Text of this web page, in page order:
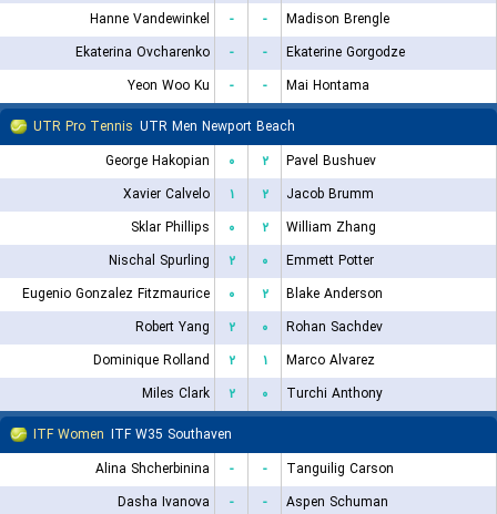
Hanne Vandewinkel
- -
Madison Brengle
Ekaterina Ovcharenko
- -
Ekaterine Gorgodze
Yeon Woo Ku
- -
Mai Hontama
UTR Pro Tennis UTR Men Newport Beach
George Hakopian
۰ ۲
Pavel Bushuev
Xavier Calvelo
۱ ۲
Jacob Brumm
Sklar Phillips
۰ ۲
William Zhang
Nischal Spurling
۲ ۰
Emmett Potter
Eugenio Gonzalez Fitzmaurice
۰ ۲
Blake Anderson
Robert Yang
۲ ۰
Rohan Sachdev
Dominique Rolland
۲ ۱
Marco Alvarez
Miles Clark
۲ ۰
Turchi Anthony
ITF Women ITF W35 Southaven
Alina Shcherbinina
- -
Tanguilig Carson
Dasha Ivanova
- -
Aspen Schuman